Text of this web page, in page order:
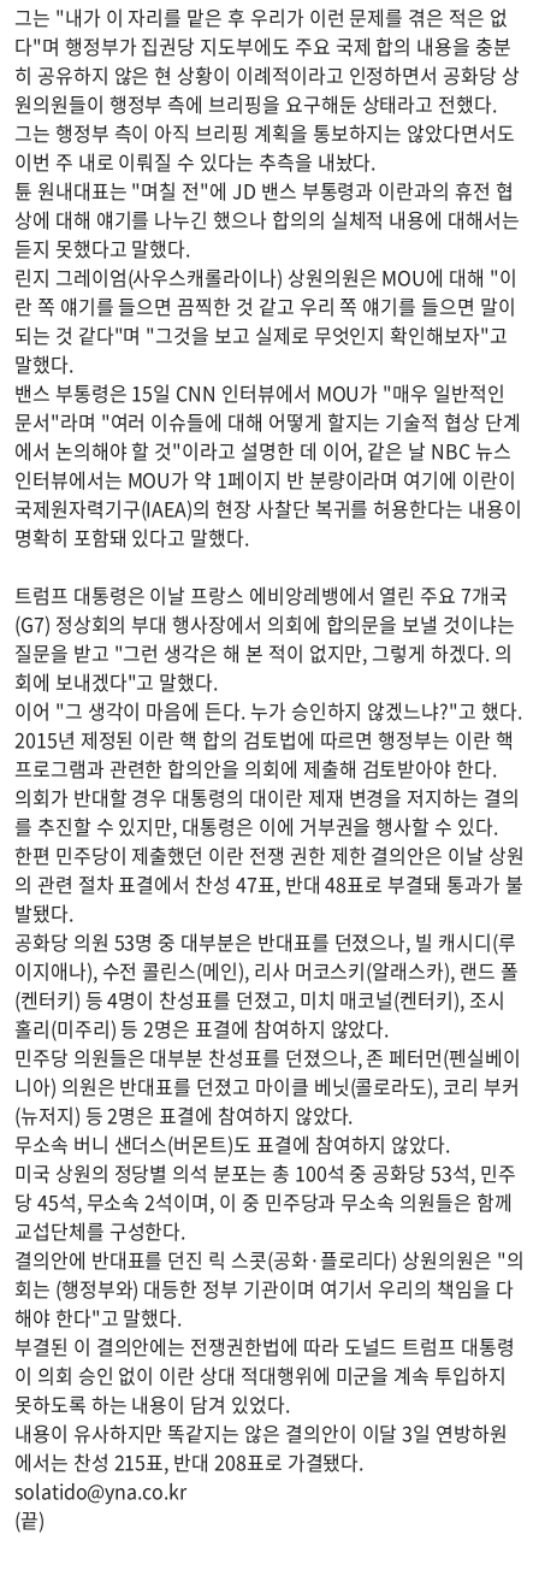
그는 "내가 이 자리를 맡은 후 우리가 이런 문제를 겪은 적은 없
다"며 행정부가 집권당 지도부에도 주요 국제 합의 내용을 충분
히 공유하지 않은 현 상황이 이례적이라고 인정하면서 공화당 상
원의원들이 행정부 측에 브리핑을 요구해둔 상태라고 전했다.
그는 행정부 측이 아직 브리핑 계획을 통보하지는 않았다면서도
이번 주 내로 이뤄질 수 있다는 추측을 내놨다.
튠 원내대표는 "며칠 전"에 JD 밴스 부통령과 이란과의 휴전 협
상에 대해 얘기를 나누긴 했으나 합의의 실체적 내용에 대해서는
듣지 못했다고 말했다.
린지 그레이엄(사우스캐롤라이나) 상원의원은 MOU에 대해 "이
란 쪽 얘기를 들으면 끔찍한 것 같고 우리 쪽 얘기를 들으면 말이
되는 것 같다"며 "그것을 보고 실제로 무엇인지 확인해보자"고
말했다.
밴스 부통령은 15일 CNN 인터뷰에서 MOU가 "매우 일반적인
문서"라며 "여러 이슈들에 대해 어떻게 할지는 기술적 협상 단계
에서 논의해야 할 것"이라고 설명한 데 이어, 같은 날 NBC 뉴스
인터뷰에서는 MOU가 약 1페이지 반 분량이라며 여기에 이란이
국제원자력기구(IAEA)의 현장 사찰단 복귀를 허용한다는 내용이
명확히 포함돼 있다고 말했다.
트럼프 대통령은 이날 프랑스 에비앙레뱅에서 열린 주요 7개국
(G7) 정상회의 부대 행사장에서 의회에 합의문을 보낼 것이냐는
질문을 받고 "그런 생각은 해 본 적이 없지만, 그렇게 하겠다. 의
회에 보내겠다"고 말했다.
이어 "그 생각이 마음에 든다. 누가 승인하지 않겠느냐?"고 했다.
2015년 제정된 이란 핵 합의 검토법에 따르면 행정부는 이란 핵
프로그램과 관련한 합의안을 의회에 제출해 검토받아야 한다.
의회가 반대할 경우 대통령의 대이란 제재 변경을 저지하는 결의
를 추진할 수 있지만, 대통령은 이에 거부권을 행사할 수 있다.
한편 민주당이 제출했던 이란 전쟁 권한 제한 결의안은 이날 상원
의 관련 절차 표결에서 찬성 47표, 반대 48표로 부결돼 통과가 불
발됐다.
공화당 의원 53명 중 대부분은 반대표를 던졌으나, 빌 캐시디(루
이지애나), 수전 콜린스(메인), 리사 머코스키(알래스카), 랜드 폴
(켄터키) 등 4명이 찬성표를 던졌고, 미치 매코널(켄터키), 조시
홀리(미주리) 등 2명은 표결에 참여하지 않았다.
민주당 의원들은 대부분 찬성표를 던졌으나, 존 페터먼(펜실베이
니아) 의원은 반대표를 던졌고 마이클 베닛(콜로라도), 코리 부커
(뉴저지) 등 2명은 표결에 참여하지 않았다.
무소속 버니 샌더스(버몬트)도 표결에 참여하지 않았다.
미국 상원의 정당별 의석 분포는 총 100석 중 공화당 53석, 민주
당 45석, 무소속 2석이며, 이 중 민주당과 무소속 의원들은 함께
교섭단체를 구성한다.
결의안에 반대표를 던진 릭 스콧(공화·플로리다) 상원의원은 "의
회는 (행정부와) 대등한 정부 기관이며 여기서 우리의 책임을 다
해야 한다"고 말했다.
부결된 이 결의안에는 전쟁권한법에 따라 도널드 트럼프 대통령
이 의회 승인 없이 이란 상대 적대행위에 미군을 계속 투입하지
못하도록 하는 내용이 담겨 있었다.
내용이 유사하지만 똑같지는 않은 결의안이 이달 3일 연방하원
에서는 찬성 215표, 반대 208표로 가결됐다.
solatido@yna.co.kr
(끝)